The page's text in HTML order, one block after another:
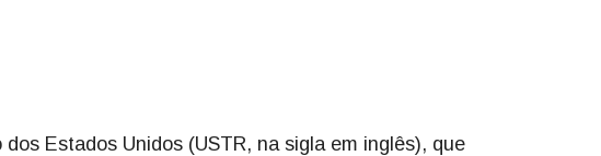
Estados Unidos (USTR, na sigla em inglês), que